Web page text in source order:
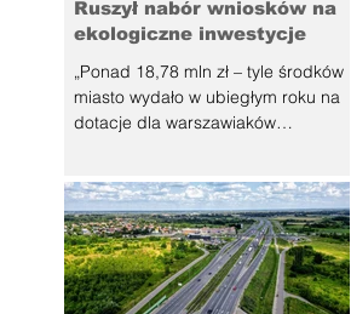
Ruszył nabór wniosków na
ekologiczne inwestycje
„Ponad 18,78 mln zł – tyle środków
miasto wydało w ubiegłym roku na
dotacje dla warszawiaków
na ten cel zarezerwowano aż 35 mln
zł” – wylicza stołeczny ratusz.
Fundusze zostaną przeznaczone
m.in. na modernizację kotłowni,
montaż instalacji odnawialnych